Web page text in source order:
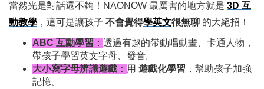
當然光是對話還不夠！NAONOW 最厲害的地方就是 3D 互
動教學 ，這可是讓孩子 不會覺得學英文很無聊 的大絕招！
ABC 互動學習 ： 透過有趣的帶動唱動畫、卡通人物，
帶孩子學習英文字母、發音。
大小寫字母辨識遊戲 ： 用 遊戲化學習 ，幫助孩子加強
記憶。